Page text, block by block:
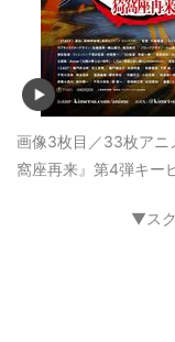
画像3枚目／33枚アニ
窩座再来』第4弾キー
▼ス